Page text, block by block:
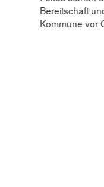
Bereitschaft
Kommune vor